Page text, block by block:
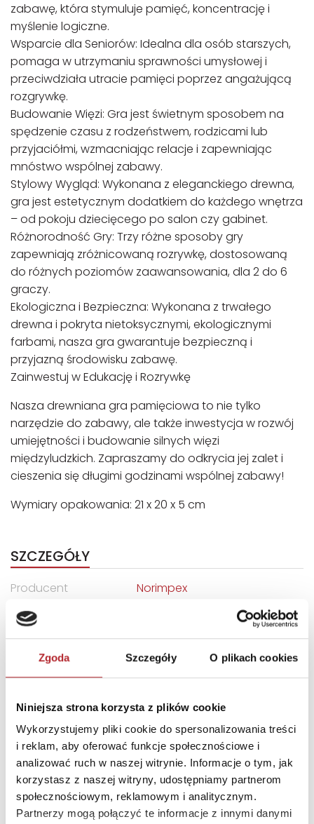
Zgoda Szczegóły O plikach cookies
Niniejsza strona korzysta z plików cookie
Wykorzystujemy pliki cookie do spersonalizowania treści
i reklam, aby oferować funkcje społecznościowe i
analizować ruch w naszej witrynie. Informacje o tym, jak
korzystasz z naszej witryny, udostępniamy partnerom
społecznościowym, reklamowym i analitycznym.
Partnerzy mogą połączyć te informacje z innymi danymi
zabawę, która stymuluje pamięć, koncentrację i
myślenie logiczne.
Wsparcie dla Seniorów: Idealna dla osób starszych,
pomaga w utrzymaniu sprawności umysłowej i
przeciwdziała utracie pamięci poprzez angażującą
rozgrywkę.
Budowanie Więzi: Gra jest świetnym sposobem na
spędzenie czasu z rodzeństwem, rodzicami lub
przyjaciółmi, wzmacniając relacje i zapewniając
mnóstwo wspólnej zabawy.
Stylowy Wygląd: Wykonana z eleganckiego drewna,
gra jest estetycznym dodatkiem do każdego wnętrza
– od pokoju dziecięcego po salon czy gabinet.
Różnorodność Gry: Trzy różne sposoby gry
zapewniają zróżnicowaną rozrywkę, dostosowaną
do różnych poziomów zaawansowania, dla 2 do 6
graczy.
Ekologiczna i Bezpieczna: Wykonana z trwałego
drewna i pokryta nietoksycznymi, ekologicznymi
farbami, nasza gra gwarantuje bezpieczną i
przyjazną środowisku zabawę.
Zainwestuj w Edukację i Rozrywkę
Nasza drewniana gra pamięciowa to nie tylko
narzędzie do zabawy, ale także inwestycja w rozwój
umiejętności i budowanie silnych więzi
międzyludzkich. Zapraszamy do odkrycia jej zalet i
cieszenia się długimi godzinami wspólnej zabawy!
Wymiary opakowania: 21 x 20 x 5 cm
SZCZEGÓŁY
Producent
Norimpex
Kod EAN
Sprzedaż od
2025-08-26
Rodzaj
Zabawki
Kraj produkcji
CN
Zwrot towaru
Brak prawa zwrotu
DANE OSOBY ODPOWIEDZIALNEJ